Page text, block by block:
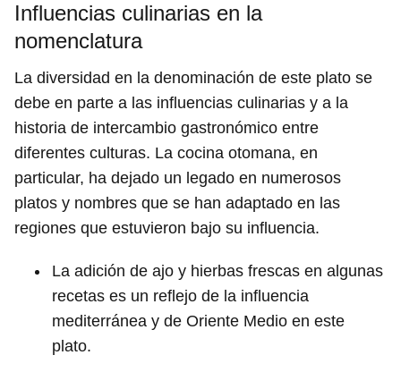
Influencias culinarias en la
nomenclatura
La diversidad en la denominación de este plato se
debe en parte a las influencias culinarias y a la
historia de intercambio gastronómico entre
diferentes culturas. La cocina otomana, en
particular, ha dejado un legado en numerosos
platos y nombres que se han adaptado en las
regiones que estuvieron bajo su influencia.
La adición de ajo y hierbas frescas en algunas
recetas es un reflejo de la influencia
mediterránea y de Oriente Medio en este
plato.